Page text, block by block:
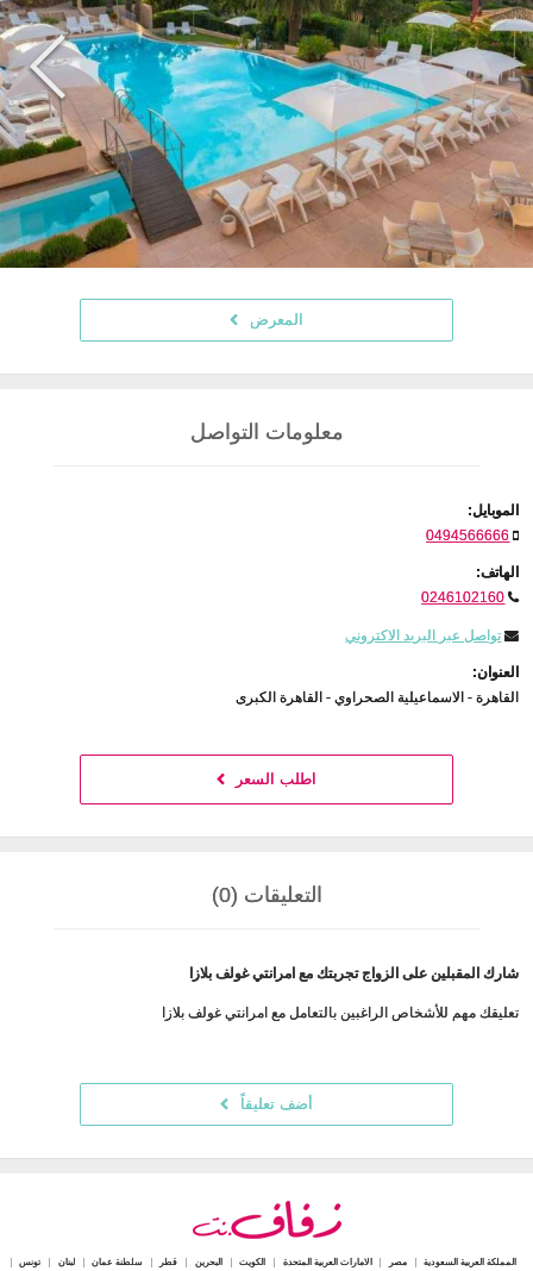
المعرض
معلومات التواصل
الموبايل:
0494566666
الهاتف:
0246102160
تواصل عبر البريد الاكتروني
العنوان:
القاهرة - الاسماعيلية الصحراوي - القاهرة الكبرى
اطلب السعر
التعليقات (0)
شارك المقبلين على الزواج تجربتك مع امرانتي غولف بلازا
تعليقك مهم للأشخاص الراغبين بالتعامل مع امرانتي غولف بلازا
أضف تعليقاً
المملكة العربية السعودية مصر الامارات العربية المتحدة الكويت البحرين قطر سلطنة عمان لبنان تونس